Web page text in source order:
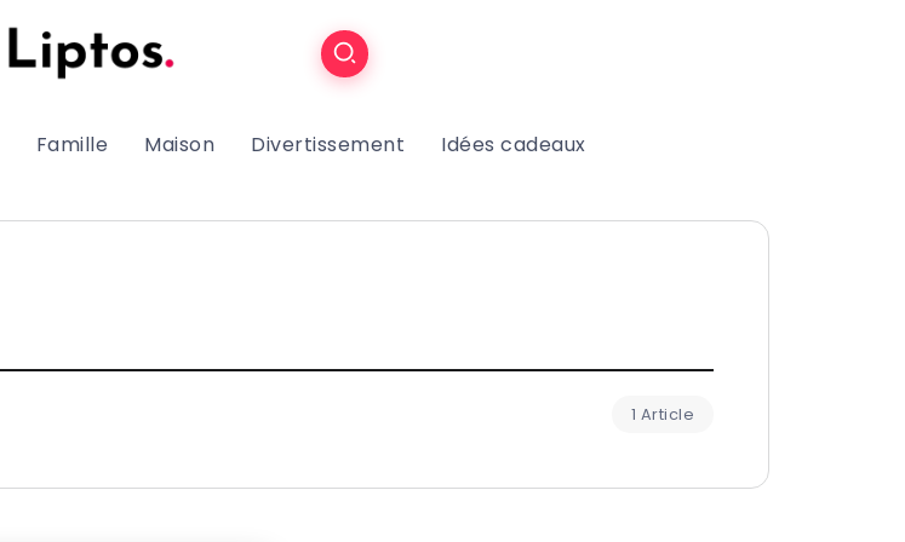
Famille Maison Divertissement Idées cadeaux
1 Article